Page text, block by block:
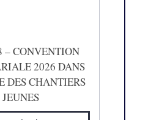
– CONVENTION
2026 DANS
DES CHANTIERS
JEUNES